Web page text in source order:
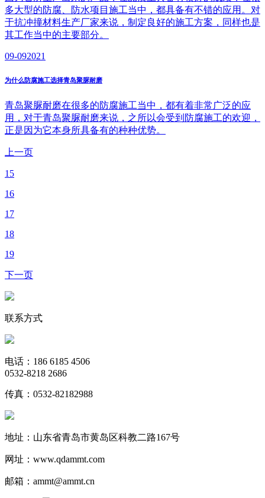
多大型的防腐、防水项目施工当中，都具备有不错的应用。对
于抗冲撞材料生产厂家来说，制定良好的施工方案，同样也是
其工作当中的主要部分。
09-092021
为什么防腐施工选择青岛聚脲耐磨
青岛聚脲耐磨在很多的防腐施工当中，都有着非常广泛的应
用，对于青岛聚脲耐磨来说，之所以会受到防腐施工的欢迎，
正是因为它本身所具备有的种种优势。
上一页
15
16
17
18
19
下一页
联系方式
电话：186 6185 4506
0532-8218 2686
传真：0532-82182988
地址：山东省青岛市黄岛区科教二路167号
网址：www.qdammt.com
邮箱：ammt@ammt.cn